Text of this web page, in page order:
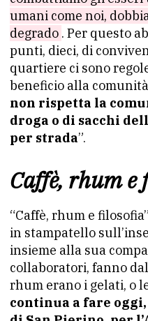
umani come noi,
degrado . Per questo
punti, dieci, di
quartiere ci sono
beneficio alla
non rispetta la
droga o di sacchi
per strada”.
Caffè, rhum e
“Caffè, rhum e
in stampatello
insieme alla sua
collaboratori, fanno
rhum erano i gelati, o
continua a fare